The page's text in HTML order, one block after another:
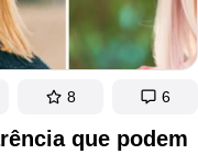
que podem
8 6